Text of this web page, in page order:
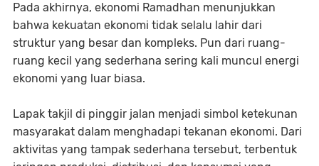
Pada akhirnya, ekonomi Ramadhan menunjukkan
bahwa kekuatan ekonomi tidak selalu lahir dari
struktur yang besar dan kompleks. Pun dari ruang-
ruang kecil yang sederhana sering kali muncul energi
ekonomi yang luar biasa.
Lapak takjil di pinggir jalan menjadi simbol ketekunan
masyarakat dalam menghadapi tekanan ekonomi. Dari
aktivitas yang tampak sederhana tersebut, terbentuk